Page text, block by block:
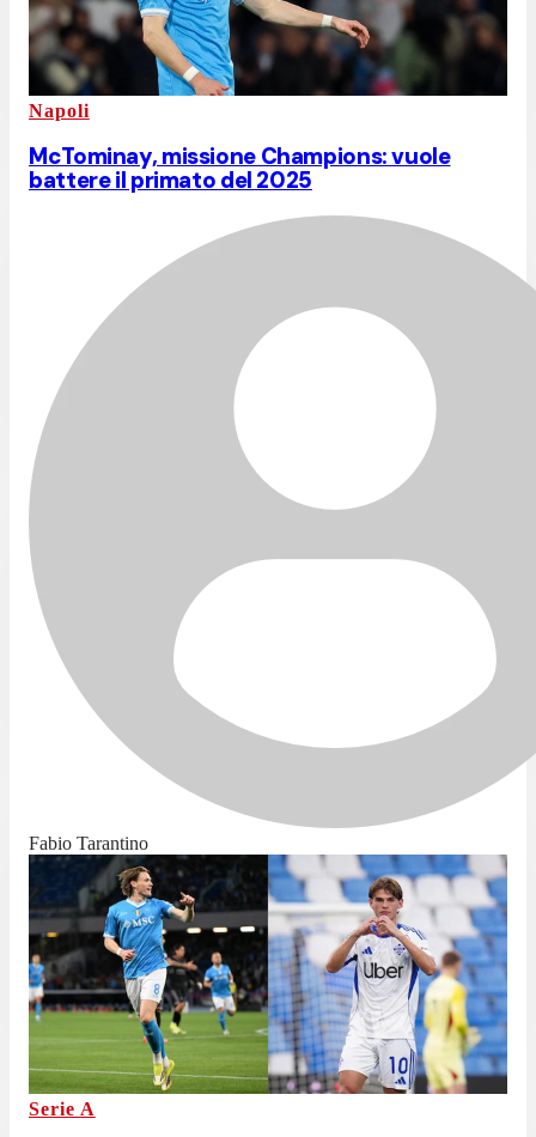
Napoli
McTominay, missione Champions: vuole
battere il primato del 2025
Fabio Tarantino
Serie A